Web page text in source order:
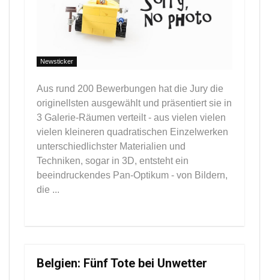
Newsticker
Aus rund 200 Bewerbungen hat die Jury die
originellsten ausgewählt und präsentiert sie in
3 Galerie-Räumen verteilt - aus vielen vielen
vielen kleineren quadratischen Einzelwerken
unterschiedlichster Materialien und
Techniken, sogar in 3D, entsteht ein
beeindruckendes Pan-Optikum - von Bildern,
die ...
Belgien: Fünf Tote bei Unwetter